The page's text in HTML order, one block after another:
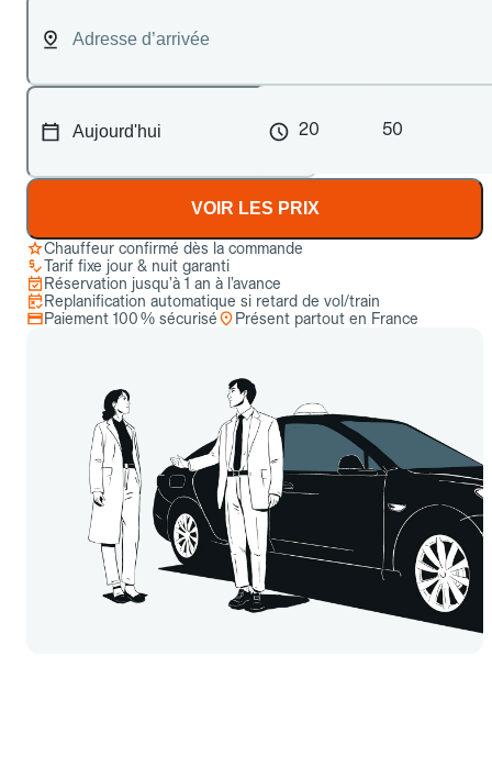
20 50
VOIR LES PRIX
Chauffeur confirmé dès la commande
Tarif fixe jour & nuit garanti
Réservation jusqu’à 1 an à l’avance
Replanification automatique si retard de vol/train
Paiement 100 % sécurisé
Présent partout en France